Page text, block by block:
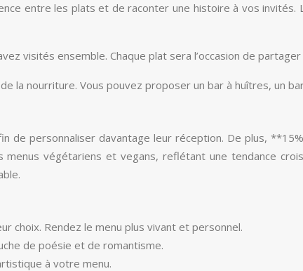
entre les plats et de raconter une histoire à vos
visités ensemble. Chaque plat sera l’occasion de
nourriture. Vous pouvez proposer un bar à huîtres, un
personnaliser davantage leur réception. De plus,
végétariens et vegans, reflétant une tendance
choix. Rendez le menu plus vivant et personnel.
de poésie et de romantisme.
à votre menu.